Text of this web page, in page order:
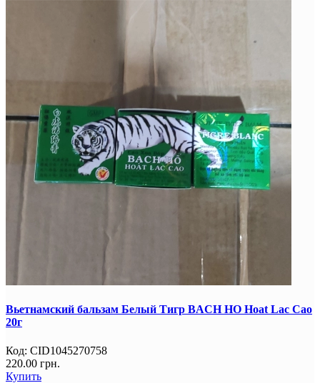
Вьетнамский бальзам Белый Тигр BACH HO Hoat Lac Cao
20г
Код: CID1045270758
220.00 грн.
Купить